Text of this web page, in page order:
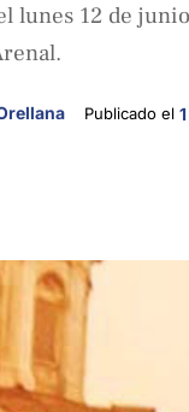
lunes 12 de
Publicado el